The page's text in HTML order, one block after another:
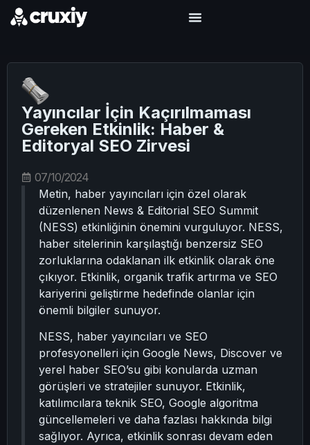
Yayıncılar İçin Kaçırılmaması
Gereken Etkinlik: Haber &
Editoryal SEO Zirvesi
07/10/2024
Metin, haber yayıncıları için özel olarak
düzenlenen News & Editorial SEO Summit
(NESS) etkinliğinin önemini vurguluyor. NESS,
haber sitelerinin karşılaştığı benzersiz SEO
zorluklarına odaklanan ilk etkinlik olarak öne
çıkıyor. Etkinlik, organik trafik artırma ve SEO
kariyerini geliştirme hedefinde olanlar için
önemli bilgiler sunuyor.
NESS, haber yayıncıları ve SEO
profesyonelleri için Google News, Discover ve
yerel haber SEO’su gibi konularda uzman
görüşleri ve stratejiler sunuyor. Etkinlik,
katılımcılara teknik SEO, Google algoritma
güncellemeleri ve daha fazlası hakkında bilgi
sağlıyor. Ayrıca, etkinlik sonrası devam eden